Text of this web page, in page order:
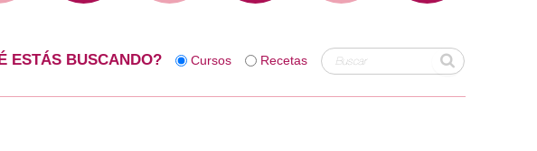
Recetas
Cursos
ESTÁS BUSCANDO?